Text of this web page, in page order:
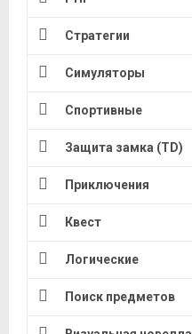
Стратегии
Симуляторы
Спортивные
Защита замка (TD)
Приключения
Квест
Логические
Поиск предметов